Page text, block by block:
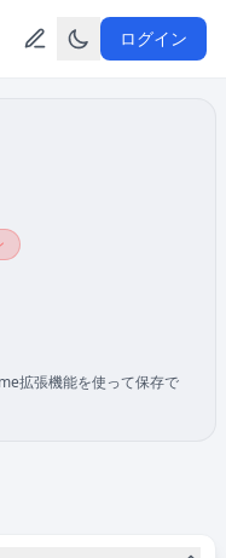
ログイン
拡張機能を使って保存で